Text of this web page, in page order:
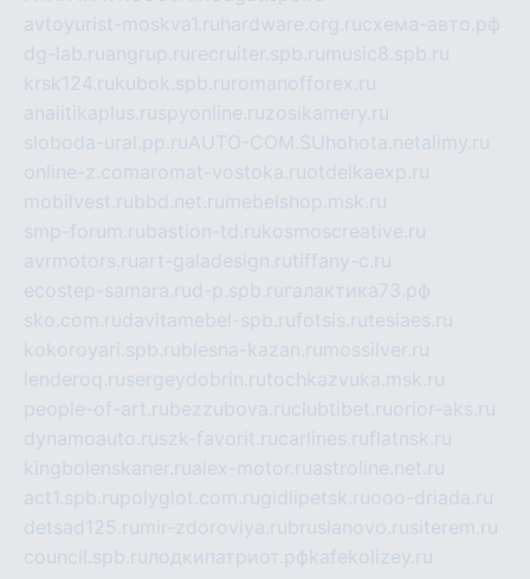
avtoyurist-moskva1.ru hardware.org.ruсхема-авто.рф
dg-lab.ruangrup.ru recruiter.spb.ru music8.spb.ru
krsk124.rukubok.spb.ru romanofforex.ru
analitikaplus.ruspyonline.ruzosikamery.ru
sloboda-ural.pp.ruAUTO-COM.SU hohota.net alimy.ru
online-z.comaromat-vostoka.ruotdelkaexp.ru
mobilvest.rubbd.net.ru mebelshop.msk.ru
smp-forum.rubastion-td.rukosmoscreative.ru
avrmotors.ruart-galadesign.rutiffany-c.ru
ecostep-samara.rud-p.spb.ru галактика73.рф
sko.com.rudavitamebel-spb.rufotsis.rutesiaes.ru
kokoroyari.spb.rublesna-kazan.ru mossilver.ru
lenderoq.rusergeydobrin.rutochkazvuka.msk.ru
people-of-art.rubezzubova.ruclubtibet.ruorior-aks.ru
dynamoauto.ruszk-favorit.rucarlines.ruflatnsk.ru
kingbolenskaner.rualex-motor.ruastroline.net.ru
act1.spb.rupolyglot.com.rugidlipetsk.ruooo-driada.ru
detsad125.ru mir-zdoroviya.rubruslanovo.rusiterem.ru
council.spb.ruлодкипатриот.рфkafekolizey.ru